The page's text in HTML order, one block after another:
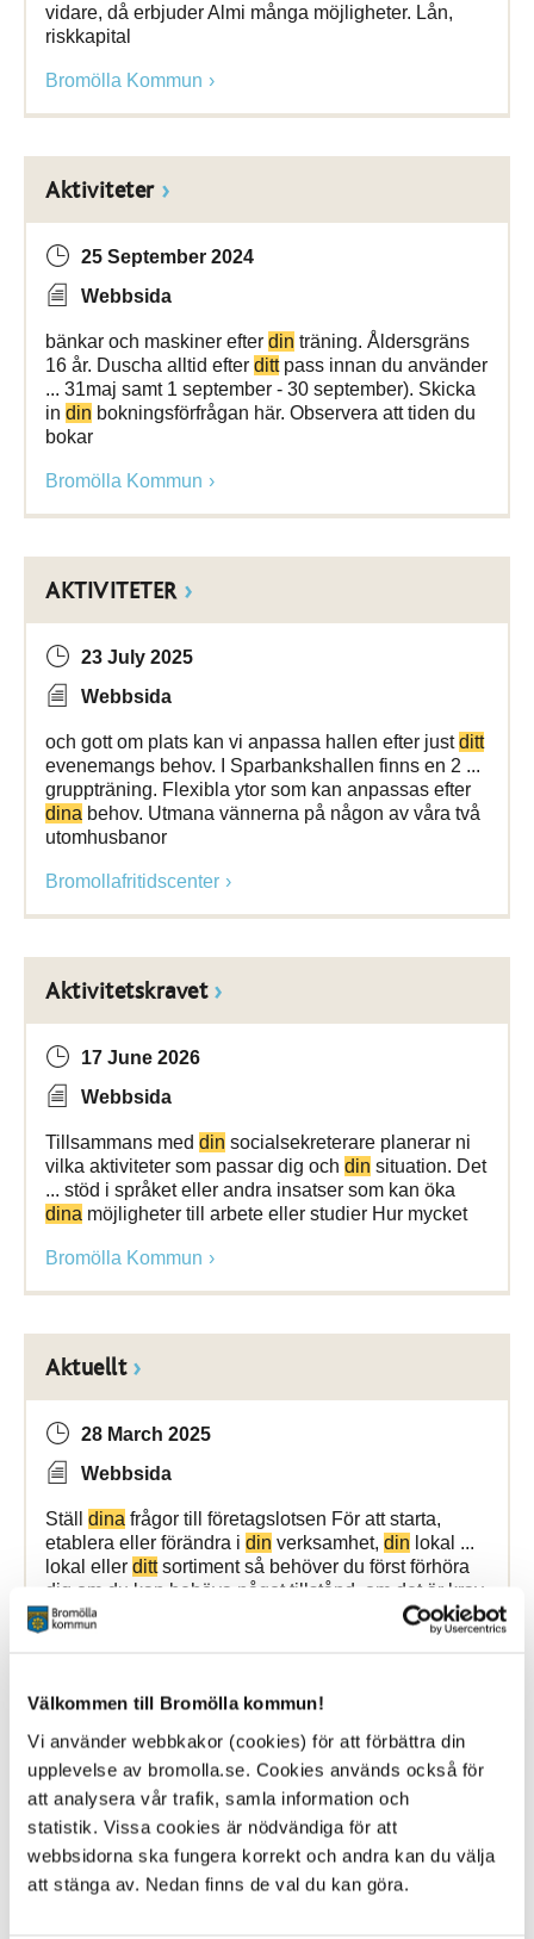
Välkommen till Bromölla kommun!
Vi använder webbkakor (cookies) för att förbättra din
upplevelse av bromolla.se. Cookies används också för
att analysera vår trafik, samla information och
statistik. Vissa cookies är nödvändiga för att
webbsidorna ska fungera korrekt och andra kan du välja
att stänga av. Nedan finns de val du kan göra.
vidare, då erbjuder Almi många möjligheter. Lån,
riskkapital
Bromölla Kommun
Aktiviteter
25 September 2024
Webbsida
bänkar och maskiner efter din träning. Åldersgräns
16 år. Duscha alltid efter dittpass innan du använder
... 31maj samt 1 september - 30 september). Skicka
in din bokningsförfrågan här. Observera att tiden du
bokar
Bromölla Kommun
AKTIVITETER
23 July 2025
Webbsida
och gott om plats kan vi anpassa hallen efter justditt
evenemangs behov. I Sparbankshallen finns en 2 ...
gruppträning. Flexibla ytor som kan anpassas efter
dina behov. Utmana vännerna på någon av våra två
utomhusbanor
Bromollafritidscenter
Aktivitetskravet
17 June 2026
Webbsida
Tillsammans med din socialsekreterare planerar ni
vilka aktiviteter som passar dig och din situation. Det
... stöd i språket eller andra insatser som kan öka
dina möjligheter till arbete eller studier Hur mycket
Bromölla Kommun
Aktuellt
28 March 2025
Webbsida
Ställ dina frågor till företagslotsen För att starta,
etablera eller förändra i din verksamhet, din lokal ...
lokal eller dittsortiment så behöver du först förhöra
dig om du kan behöva något tillstånd, om det är krav
Bromölla Kommun
Akut hjälp
6 May 2026
Webbsida
Vi bygger om - mer information kommer inom kort! ...